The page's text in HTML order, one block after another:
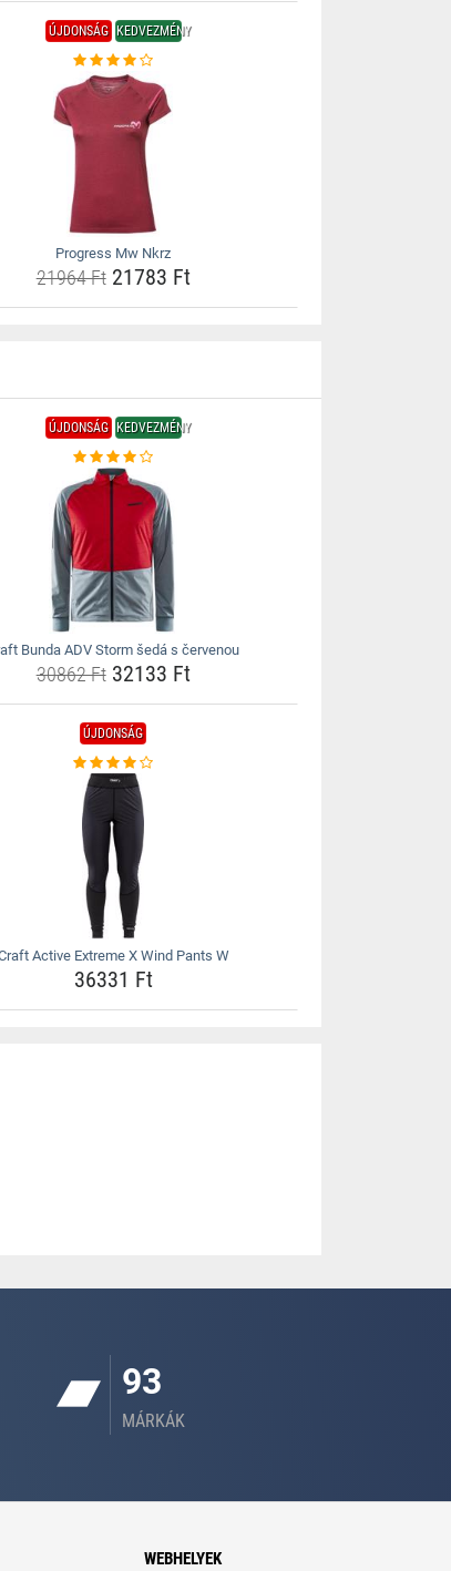
ÚJDONSÁG KEDVEZMÉNY
Progress Mw Nkrz
21964 Ft21783 Ft
ÚJDONSÁG KEDVEZMÉNY
Bunda ADV Storm šedá s červenou
30862 Ft32133 Ft
ÚJDONSÁG
Active Extreme X Wind Pants W
36331 Ft
93
MÁRKÁK
WEBHELYEK